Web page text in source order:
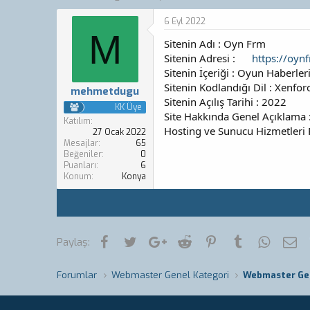
o
ş
l
t
a
n
a
r
i
h
i
M
mehmetdugu
KK Üye
Katılım
27 Ocak 2022
Mesajlar
65
Beğeniler
0
Puanları
6
Konum
Konya
6 Eyl 2022
Sitenin Adı : Oyn Frm
Sitenin Adresi :
https://
Sitenin İçeriği : Oyun
Sitenin Kodlandığı Dil :
Sitenin Açılış Tarihi : 2022
Site Hakkında Genel
Hosting ve Sunucu Hizmetleri
Paylaş: FacebookTwitterGoogle+
Reddit PinterestTumblr E-
Forumlar Webmaster Genel Kategori Webmaster